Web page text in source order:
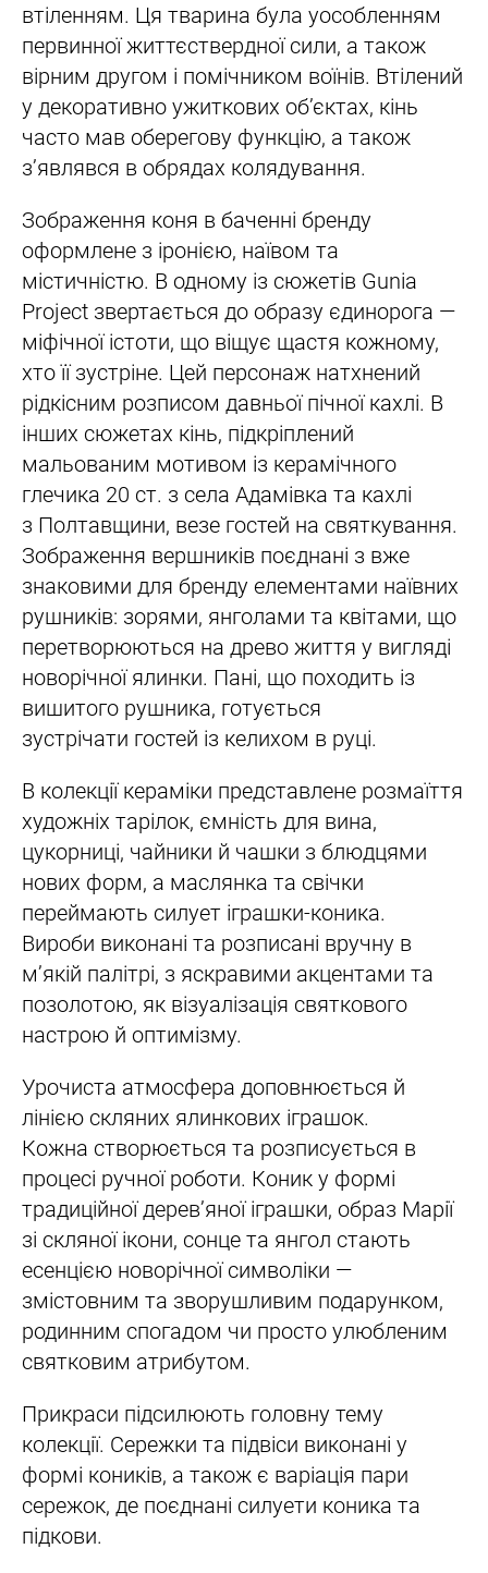
втіленням. Ця тварина була уособленням
первинної життєствердної сили, а також
вірним другом і помічником воїнів. Втілений
у декоративно ужиткових обʼєктах, кінь
часто мав оберегову функцію, а також
зʼявлявся в обрядах колядування.
Зображення коня в баченні бренду
оформлене з іронією, наївом та
містичністю. В одному із сюжетів Gunia
Project звертається до образу єдинорога —
міфічної істоти, що віщує щастя кожному,
хто її зустріне. Цей персонаж натхнений
рідкісним розписом давньої пічної кахлі. В
інших сюжетах кінь, підкріплений
мальованим мотивом із керамічного
глечика 20 ст. з села Адамівка та кахлі
з Полтавщини, везе гостей на святкування.
Зображення вершників поєднані з вже
знаковими для бренду елементами наївних
рушників: зорями, янголами та квітами, що
перетворюються на древо життя у вигляді
новорічної ялинки. Пані, що походить із
вишитого рушника, готується
зустрічати гостей із келихом в руці.
В колекції кераміки представлене розмаїття
художніх тарілок, ємність для вина,
цукорниці, чайники й чашки з блюдцями
нових форм, а маслянка та свічки
переймають силует іграшки-коника.
Вироби виконані та розписані вручну в
мʼякій палітрі, з яскравими акцентами та
позолотою, як візуалізація святкового
настрою й оптимізму.
Урочиста атмосфера доповнюється й
лінією скляних ялинкових іграшок.
Кожна створюється та розписується в
процесі ручної роботи. Коник у формі
традиційної деревʼяної іграшки, образ Марії
зі скляної ікони, сонце та янгол стають
есенцією новорічної символіки —
змістовним та зворушливим подарунком,
родинним спогадом чи просто улюбленим
святковим атрибутом.
Прикраси підсилюють головну тему
колекції. Сережки та підвіси виконані у
формі коників, а також є варіація пари
сережок, де поєднані силуети коника та
підкови.